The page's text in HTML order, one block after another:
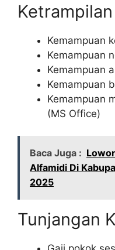
Kemampuan
Kemampuan
Kemampuan
Kemampuan
Kemampuan
(MS Office)
Baca Juga :
Alfamidi Di
2025
Tunjangan